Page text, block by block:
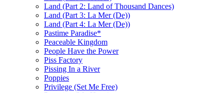
Land (Part 2: Land of Thousand Dances)
Land (Part 3: La Mer (De))
Land (Part 4: La Mer (De))
Pastime Paradise*
Peaceable Kingdom
People Have the Power
Piss Factory
Pissing In a River
Poppies
Privilege (Set Me Free)